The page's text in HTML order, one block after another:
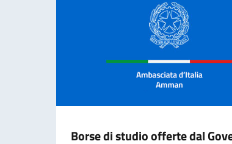
Borse di studio offerte dal